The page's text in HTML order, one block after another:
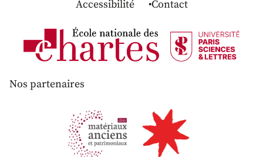
Accessibilité
Contact
Nos partenaires